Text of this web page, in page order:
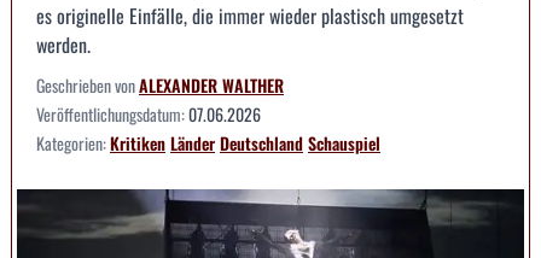
es originelle Einfälle, die immer wieder plastisch umgesetzt
werden.
Geschrieben vonALEXANDER WALTHER
Veröffentlichungsdatum:07.06.2026
Kategorien:KritikenLänderDeutschlandSchauspiel